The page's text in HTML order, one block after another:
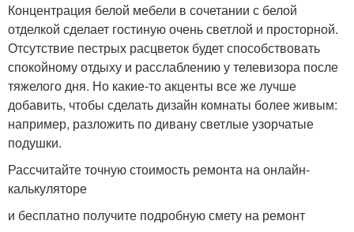
Концентрация белой мебели в сочетании с белой
отделкой сделает гостиную очень светлой и просторной.
Отсутствие пестрых расцветок будет способствовать
спокойному отдыху и расслаблению у телевизора после
тяжелого дня. Но какие-то акценты все же лучше
добавить, чтобы сделать дизайн комнаты более живым:
например, разложить по дивану светлые узорчатые
подушки.
Рассчитайте точную стоимость ремонта на онлайн-
калькуляторе
и бесплатно получите подробную смету на ремонт